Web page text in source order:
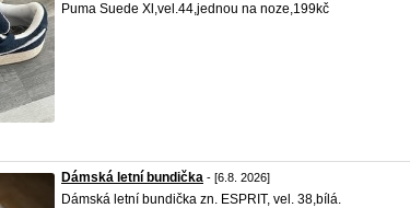
Puma Suede Xl,vel.44,jednou na noze,199kč
Dámská letní bundička - [6.8. 2026]
Dámská letní bundička zn. ESPRIT, vel. 38,bílá.